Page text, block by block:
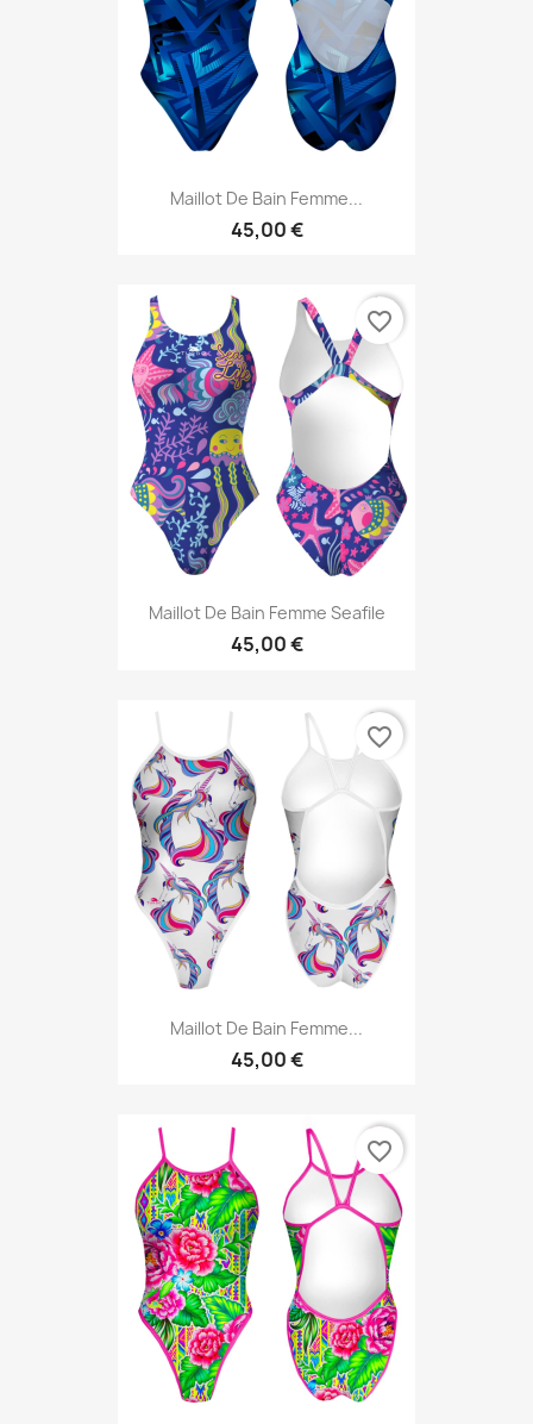
Maillot De Bain Femme...
45,00 €
Maillot De Bain Femme Seafile
45,00 €
favorite_border
Maillot De Bain Femme...
45,00 €
favorite_border
favorite_border